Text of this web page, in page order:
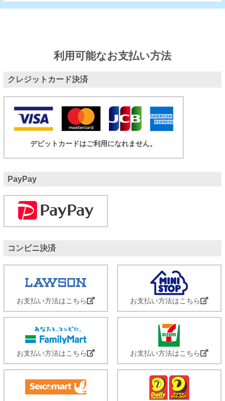
利用可能なお支払い方法
クレジットカード決済
デビットカードはご利用になれません。
PayPay
コンビニ決済
お支払い方法はこちら お支払い方法はこちら
お支払い方法はこちら お支払い方法はこちら